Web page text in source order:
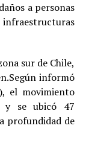
a personas
sur de Chile,
informó
el movimiento
se ubicó 47
profundidad de